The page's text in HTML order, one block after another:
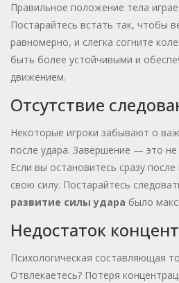
Правильное положение тела
Постарайтесь встать так, чтобы
равномерно, и слегка согните
быть более устойчивыми и
движением.
Отсутствие
Некоторые игроки забывают о
после удара. Завершение — это
Если вы остановитесь сразу
свою силу. Постарайтесь
развитие силы удара было
Недостаток
Психологическая составляющая
Отвлекаетесь? Потеря